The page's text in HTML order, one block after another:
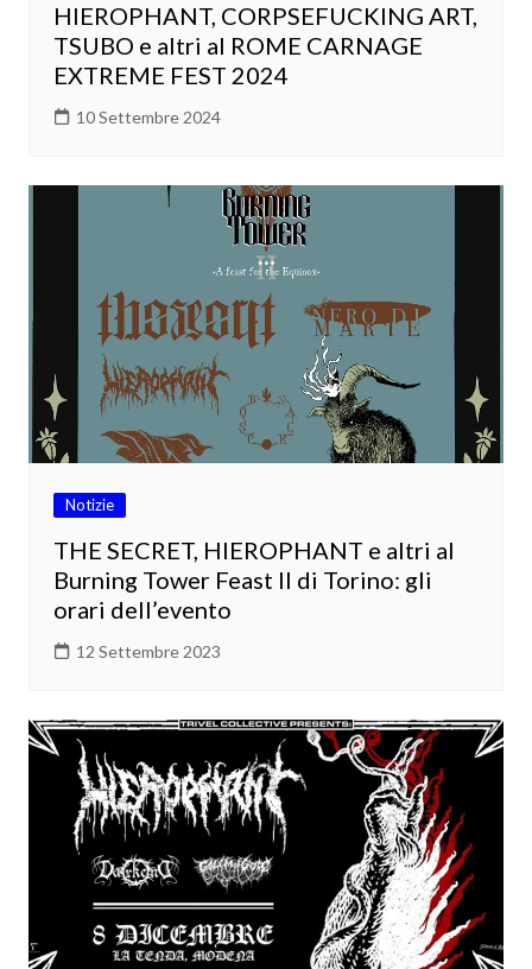
HIEROPHANT, CORPSEFUCKING ART,
TSUBO e altri al ROME CARNAGE
EXTREME FEST 2024
10 Settembre 2024
Notizie
THE SECRET, HIEROPHANT e altri al
Burning Tower Feast II di Torino: gli
orari dell’evento
12 Settembre 2023